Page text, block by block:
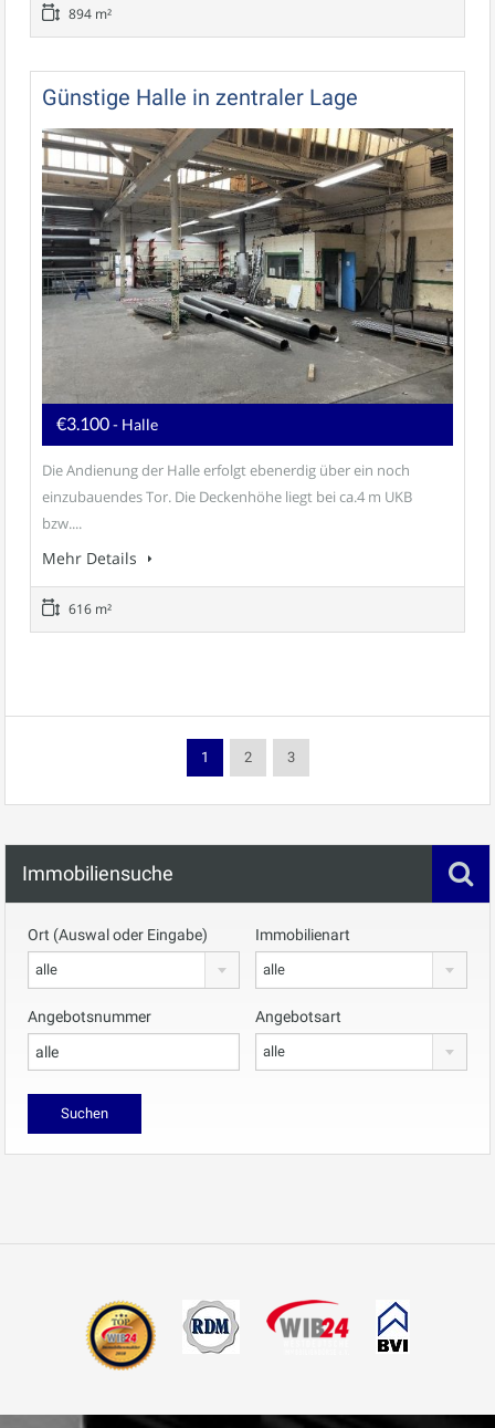
894 m²
Günstige Halle in zentraler Lage
€3.100- Halle
Die Andienung der Halle erfolgt ebenerdig über ein noch
einzubauendes Tor. Die Deckenhöhe liegt bei ca.4 m UKB
bzw....
Mehr Details
616 m²
1 2 3
Immobiliensuche
Ort (Auswal oder Eingabe)
alle
Immobilienart
alle
Angebotsnummer Angebotsart
alle